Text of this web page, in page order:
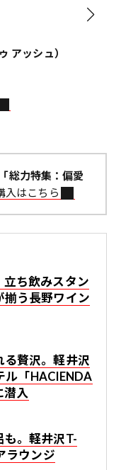
アッシュ）
総力特集：偏愛
はこちら
立ち飲みスタン
揃う長野ワイン
贅沢。軽井沢
ル「HACIENDA
潜入
も。軽井沢T-
ラウンジ